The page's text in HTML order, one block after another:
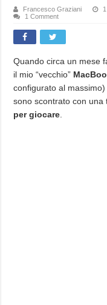
Francesco Graziani
1 Comment
Quando circa un mese
il mio “vecchio”
configurato al
sono scontrato con
per giocare